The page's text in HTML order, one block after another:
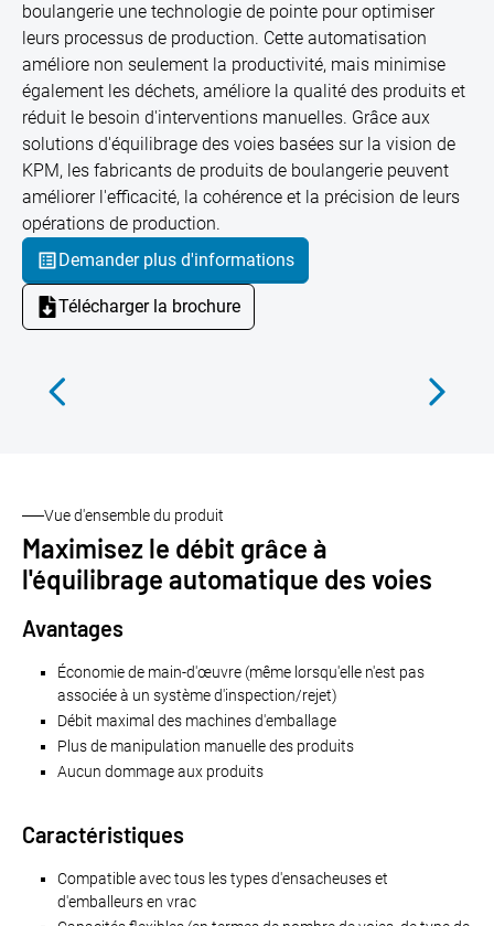
boulangerie une technologie de pointe pour optimiser
leurs processus de production. Cette automatisation
améliore non seulement la productivité, mais minimise
également les déchets, améliore la qualité des produits et
réduit le besoin d'interventions manuelles. Grâce aux
solutions d'équilibrage des voies basées sur la vision de
KPM, les fabricants de produits de boulangerie peuvent
améliorer l'efficacité, la cohérence et la précision de leurs
opérations de production.
Demander plus d'informations
Télécharger la brochure
Vue d'ensemble du produit
Maximisez le débit grâce à
l'équilibrage automatique des voies
Avantages
Économie de main-d'œuvre (même lorsqu'elle n'est pas
associée à un système d'inspection/rejet)
Débit maximal des machines d'emballage
Plus de manipulation manuelle des produits
Aucun dommage aux produits
Caractéristiques
Compatible avec tous les types d'ensacheuses et
d'emballeurs en vrac